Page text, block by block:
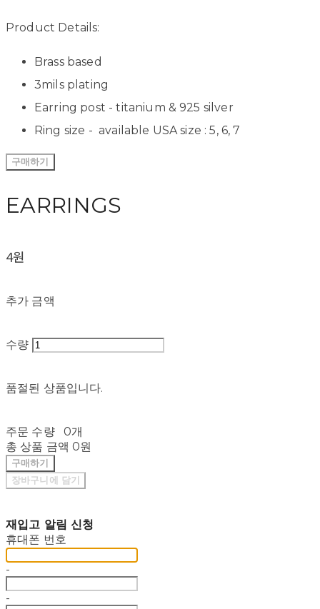
Product Details:
Brass based
3mils plating
Earring post - titanium & 925 silver
Ring size - available USA size : 5, 6, 7
구매하기
EARRINGS
4원
추가 금액
수량
품절된 상품입니다.
주문 수량
0개
총 상품 금액 0원
구매하기
장바구니에 담기
재입고 알림 신청
휴대폰 번호
-
-